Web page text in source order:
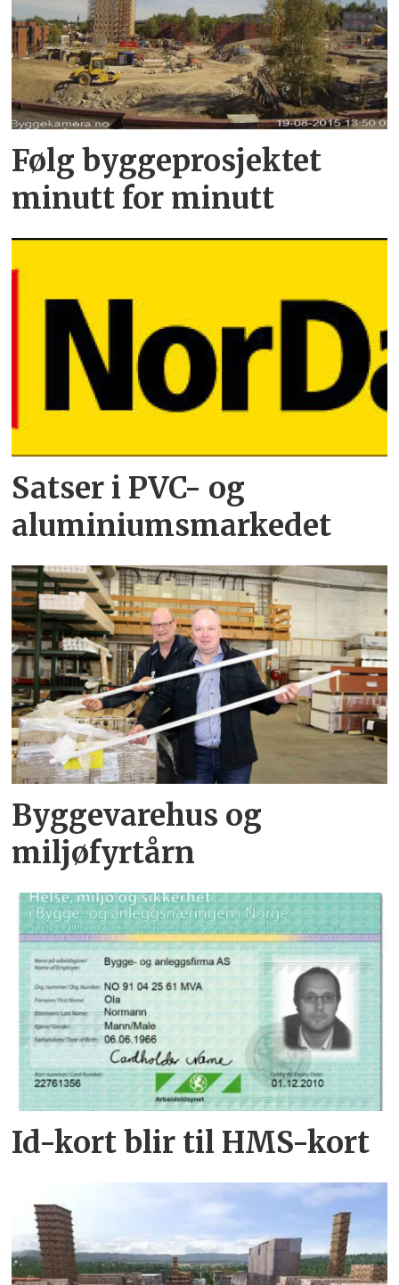
Følg byggeprosjektet
minutt for minutt
Satser i PVC- og
aluminiumsmarkedet
Byggevarehus og
miljøfyrtårn
Id-kort blir til HMS-kort